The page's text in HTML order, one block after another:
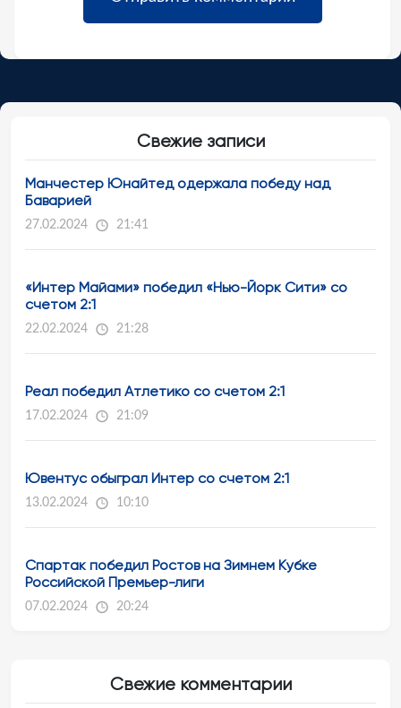
Свежие записи
Манчестер Юнайтед одержала победу над
Баварией
27.02.2024 21:41
«Интер Майами» победил «Нью-Йорк Сити» со
счетом 2:1
22.02.2024 21:28
Реал победил Атлетико со счетом 2:1
17.02.2024 21:09
Ювентус обыграл Интер со счетом 2:1
13.02.2024 10:10
Спартак победил Ростов на Зимнем Кубке
Российской Премьер-лиги
07.02.2024 20:24
Свежие комментарии